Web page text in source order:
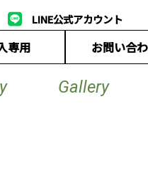
Gallery
LINE公式アカウント
専用 お問い合